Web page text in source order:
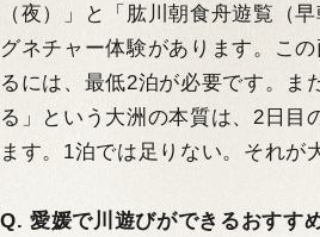
（夜）」と「肱川朝食舟遊覧（
グネチャー体験があります。こ
るには、最低2泊が必要です。ま
る」という大洲の本質は、2日目
ます。1泊では足りない。それが
Q. 愛媛で川遊びができるおすす